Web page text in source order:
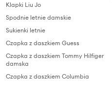
Klapki Liu Jo
Spodnie letnie damskie
Sukienki letnie
Czapka z daszkiem Guess
Czapka z daszkiem Tommy Hilfiger
damska
Czapka z daszkiem Columbia